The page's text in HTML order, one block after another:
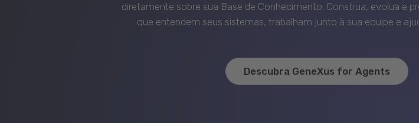
diretamente sobre sua Base de Conhecimento. Construa, evolua e
que entendem seus sistemas, trabalham junto à sua equipe e
Descubra GeneXus for Agents